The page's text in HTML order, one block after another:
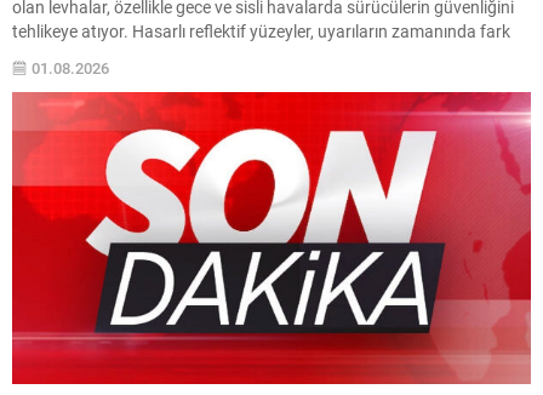
olan levhalar, özellikle gece ve sisli havalarda sürücülerin güvenliğini
tehlikeye atıyor. Hasarlı reflektif yüzeyler, uyarıların zamanında fark
edilmesini engellediğinden, dar ve virajlı güzergâhlarda kaza riskini
yükseltiyor. Bölge halkı ve sık yolculuk yapan...
01.08.2026